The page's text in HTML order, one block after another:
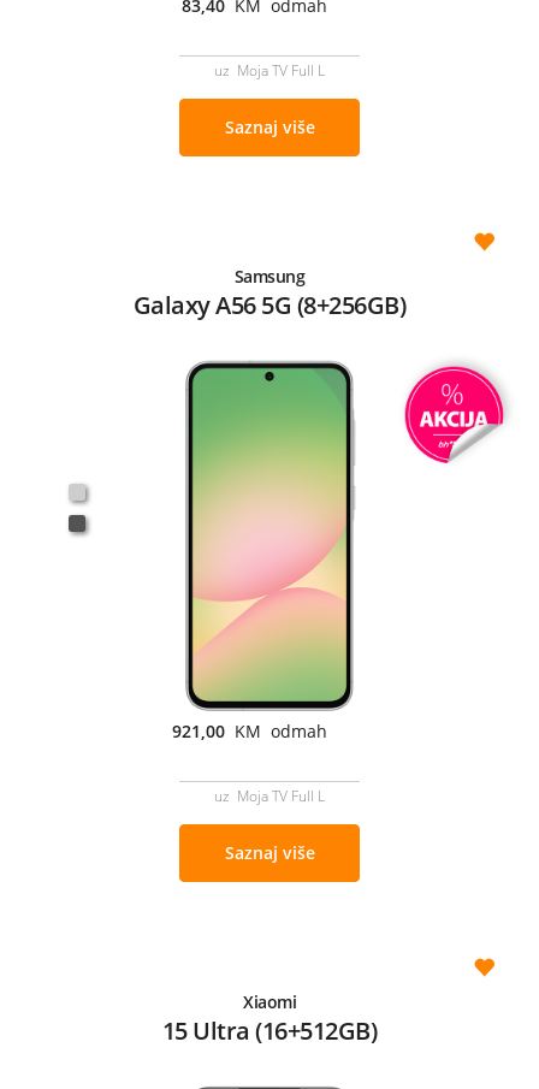
83,40 KM odmah
uz Moja TV Full L
Saznaj više
Samsung
Galaxy A56 5G (8+256GB)
921,00 KM odmah
uz Moja TV Full L
Saznaj više
Xiaomi
15 Ultra (16+512GB)